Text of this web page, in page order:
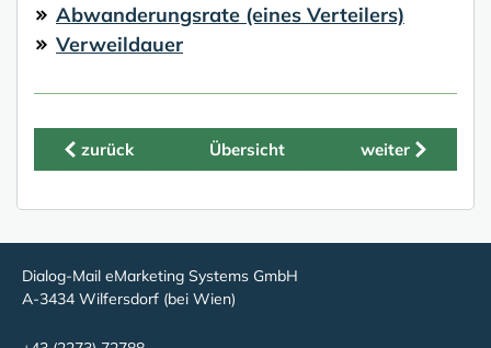
Abwanderungsrate (eines Verteilers)
Verweildauer
zurück Übersicht weiter
Dialog-Mail eMarketing Systems GmbH
A-3434 Wilfersdorf (bei Wien)